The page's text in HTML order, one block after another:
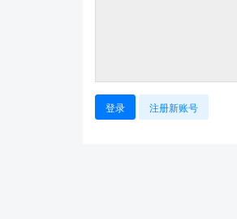
登录 注册新账号